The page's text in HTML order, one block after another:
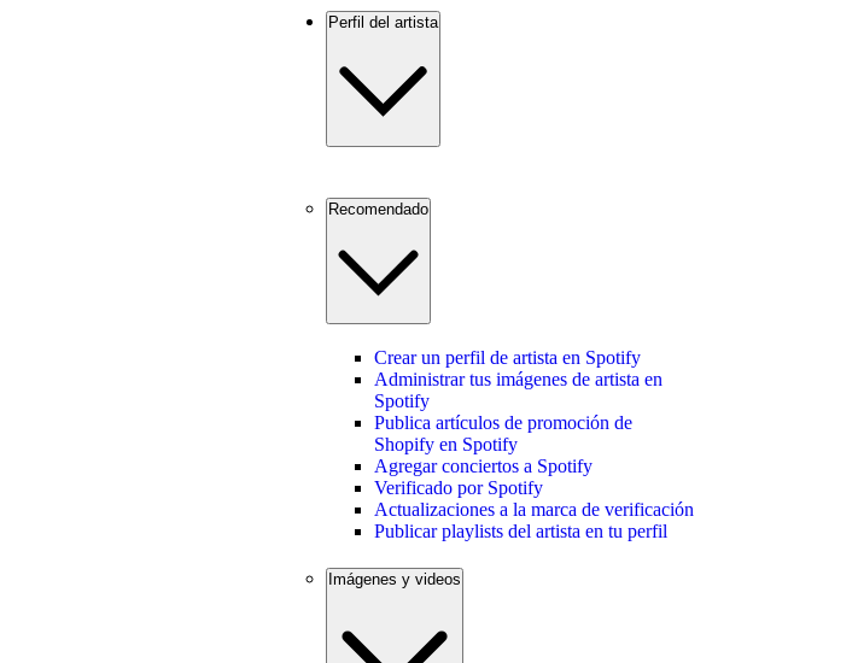
Perfil del artista
Recomendado
Crear un perfil de artista en Spotify
Administrar tus imágenes de artista en
Spotify
Publica artículos de promoción de
Shopify en Spotify
Agregar conciertos a Spotify
Verificado por Spotify
Actualizaciones a la marca de verificación
Publicar playlists del artista en tu perfil
Imágenes y videos